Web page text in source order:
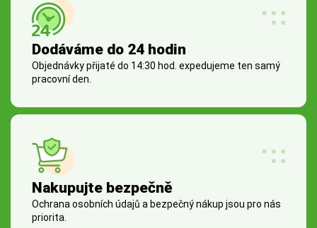
Dodáváme do 24 hodin
Objednávky přijaté do 14:30 hod. expedujeme ten samý
pracovní den.
Nakupujte bezpečně
Ochrana osobních údajů a bezpečný nákup jsou pro nás
priorita.